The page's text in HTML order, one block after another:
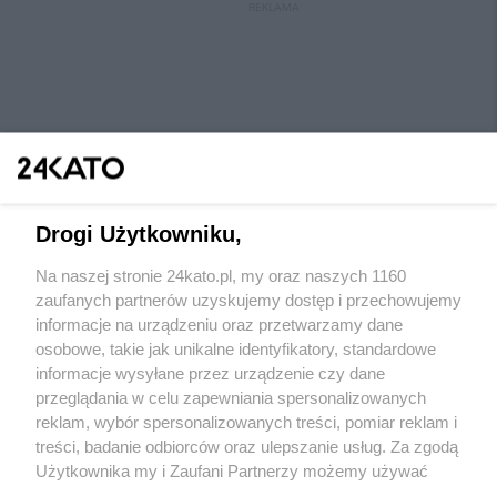
Wydawca mediów lokalnych
Nie zapomnij
zapoznać się z:
polityką prywatności regulamin korzystania z portali
Twojemiasto Skontaktuj sięz nami
Drogi Użytkowniku,
Na naszej stronie 24kato.pl, my oraz naszych 1160
zaufanych partnerów uzyskujemy dostęp i przechowujemy
informacje na urządzeniu oraz przetwarzamy dane
osobowe, takie jak unikalne identyfikatory, standardowe
informacje wysyłane przez urządzenie czy dane
przeglądania w celu zapewniania spersonalizowanych
reklam, wybór spersonalizowanych treści, pomiar reklam i
treści, badanie odbiorców oraz ulepszanie usług. Za zgodą
Użytkownika my i Zaufani Partnerzy możemy używać